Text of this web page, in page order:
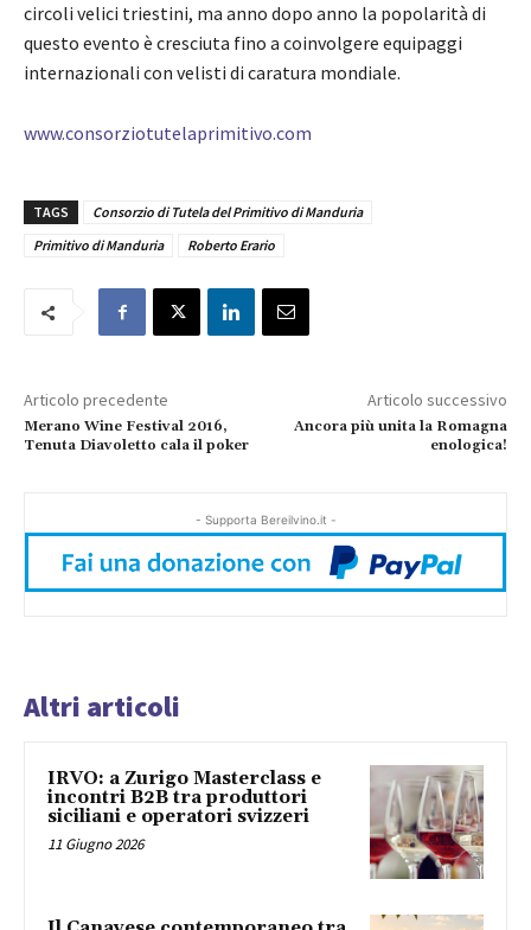
circoli velici triestini, ma anno dopo anno la popolarità di
questo evento è cresciuta fino a coinvolgere equipaggi
internazionali con velisti di caratura mondiale.
www.consorziotutelaprimitivo.com
TAGS
Consorzio di Tutela del Primitivo di Manduria
Primitivo di Manduria
Roberto Erario
Articolo precedente
Merano Wine Festival 2016,
Tenuta Diavoletto cala il poker
Articolo successivo
Ancora più unita la Romagna
enologica!
- Supporta Bereilvino.it -
Altri articoli
IRVO: a Zurigo Masterclass e
incontri B2B tra produttori
siciliani e operatori svizzeri
11 Giugno 2026